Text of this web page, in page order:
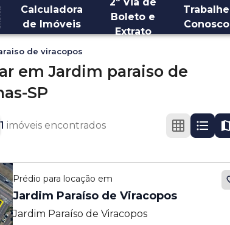
Calculadora
de Imóveis
Boleto e
Extrato
Trabalhe
Conosco
de viracopos
emJardim paraiso de
SP
1 imóveis encontrados
Prédio para locação em
Jardim Paraíso de Viracopos
Jardim Paraíso de Viracopos